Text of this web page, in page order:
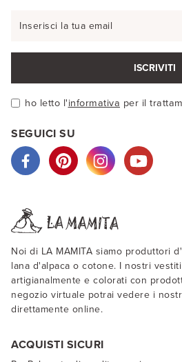
ISCRIVITI
ho letto l'informativa per il
SEGUICI SU
Noi di LA MAMITA siamo produttori
lana d'alpaca o cotone. I nostri
artigianalmente e colorati con
negozio virtuale potrai vedere i
direttamente online.
ACQUISTI SICURI